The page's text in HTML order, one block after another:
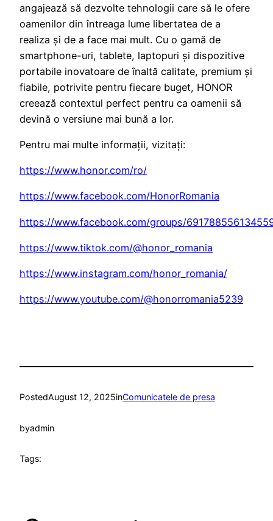
angajează să dezvolte tehnologii care să le ofere
oamenilor din întreaga lume libertatea de a
realiza și de a face mai mult. Cu o gamă de
smartphone-uri, tablete, laptopuri și dispozitive
portabile inovatoare de înaltă calitate, premium și
fiabile, potrivite pentru fiecare buget, HONOR
creează contextul perfect pentru ca oamenii să
devină o versiune mai bună a lor.
Pentru mai multe informații, vizitați:
https://www.honor.com/ro/
https://www.facebook.com/HonorRomania
https://www.facebook.com/groups/
https://www.tiktok.com/@honor_romania
https://www.instagram.com/honor_romania/
https://www.youtube.com/@honorromania5239
PostedAugust 12, 2025inComunicatele de presa
byadmin
Tags: